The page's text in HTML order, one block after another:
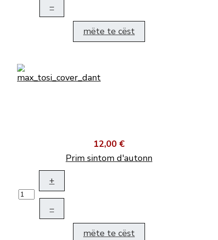
–
mëte te cëst
12,00 €
Prim sintom d'autonn
+
–
mëte te cëst